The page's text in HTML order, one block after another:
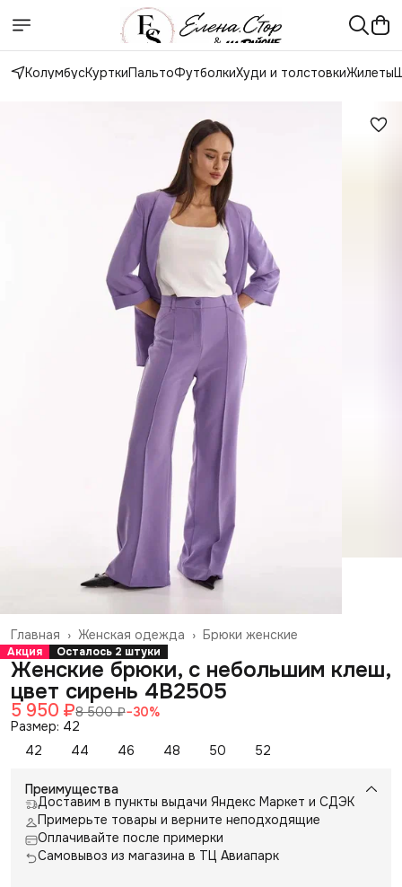
КолумбусКурткиПальтоФутболкиХуди и толстовкиЖилеты
Брюки женские
Женская одежда ›
Главная ›
Акция Осталось 2 штуки
Женские брюки, с небольшим клеш,
цвет сирень 4B2505
5 950 ₽8 500 ₽−30%
Размер: 42
42
44 46 48 50 52
Преимущества
Доставим в пункты выдачи Яндекс Маркет и СДЭК
Примерьте товары и верните неподходящие
Оплачивайте после примерки
Самовывоз из магазина в ТЦ Авиапарк